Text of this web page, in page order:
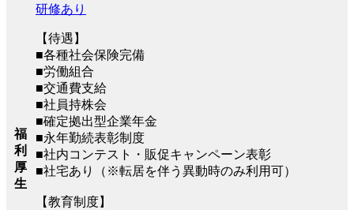
福
利
厚
生
研修あり
【待遇】
■各種社会保険完備
■労働組合
■交通費支給
■社員持株会
■確定拠出型企業年金
■永年勤続表彰制度
■社内コンテスト・販促キャンペーン表彰
■社宅あり（※転居を伴う異動時のみ利用可）
【教育制度】